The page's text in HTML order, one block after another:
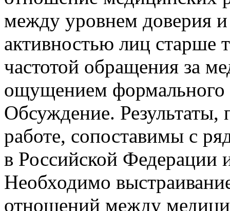
между уровнем доверия
активностью лиц старше
частотой обращения за
ощущением формального
Обсуждение.
работе, сопоставимы с
в Российской Федерации
Необходимо
отношений между